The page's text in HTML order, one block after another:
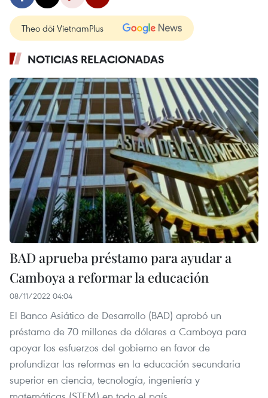
Theo dõi VietnamPlus
NOTICIAS RELACIONADAS
BAD aprueba préstamo para ayudar a
Camboya a reformar la educación
08/11/2022 04:04
El Banco Asiático de Desarrollo (BAD) aprobó un
préstamo de 70 millones de dólares a Camboya para
apoyar los esfuerzos del gobierno en favor de
profundizar las reformas en la educación secundaria
superior en ciencia, tecnología, ingeniería y